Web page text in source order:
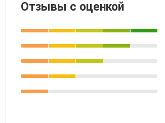
Отзывы с оценкой